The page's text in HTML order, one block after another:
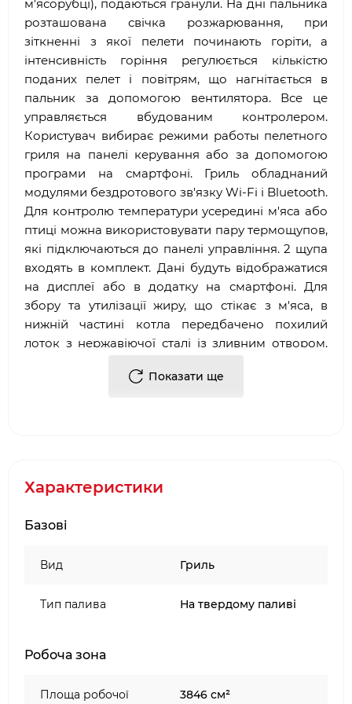
м'ясорубці), подаються гранули. На дні пальника
розташована свічка розжарювання, при
зіткненні з якої пелети починають горіти, а
інтенсивність горіння регулюється кількістю
поданих пелет і повітрям, що нагнітається в
пальник за допомогою вентилятора. Все це
управляється вбудованим контролером.
Користувач вибирає режими работы пелетного
гриля на панелі керування або за допомогою
програми на смартфоні. Гриль обладнаний
модулями бездротового зв'язку Wi-Fi і Bluetooth.
Для контролю температури усередині м'яса або
птиці можна використовувати пару термощупов,
які підключаються до панелі управління. 2 щупа
входять в комплект. Дані будуть відображатися
на дисплеї або в додатку на смартфоні. Для
збору та утилізації жиру, що стікає з м'яса, в
нижній частині котла передбачено похилий
лоток з нержавіючої сталі із зливним отвором.
сталі. Антикорозійне покриття забезпечує
протягом тривалого часу.
ущільнювачем для створення найбільш
Основна поверхня для приготування 4032
основний Матеріал решітки: чавун
обсягу проходить повітря і диму
Показати ще
Характеристики
Базові
Вид Гриль
Тип палива На твердому паливі
Робоча зона
Площа робочої
3846 см²